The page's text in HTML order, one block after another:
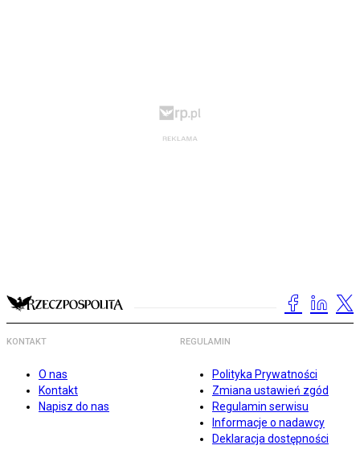
KONTAKT
O nas
Kontakt
Napisz do nas
REGULAMIN
Polityka Prywatności
Zmiana ustawień zgód
Regulamin serwisu
Informacje o nadawcy
Deklaracja dostępności